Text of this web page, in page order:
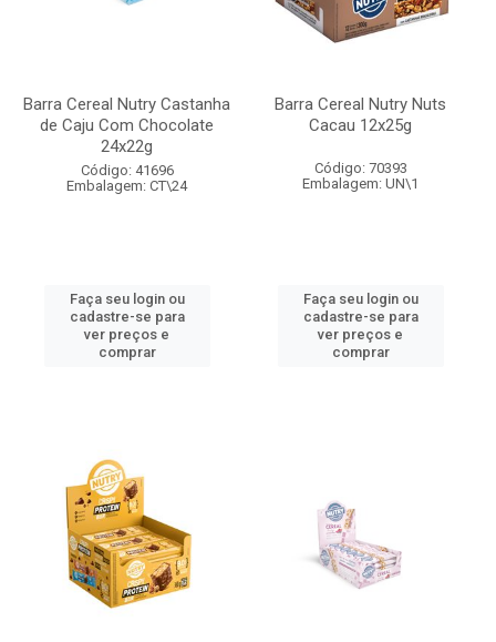
Barra Cereal Nutry Castanha
de Caju Com Chocolate
24x22g
Código: 41696
Embalagem: CT\24
Faça seu login ou
cadastre-se para
ver preços e
comprar
Barra Cereal Nutry Nuts
Cacau 12x25g
Código: 70393
Embalagem: UN\1
Faça seu login ou
cadastre-se para
ver preços e
comprar